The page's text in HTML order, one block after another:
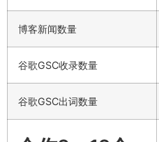
博客新闻数量
谷歌GSC收录数量
谷歌GSC出词数量